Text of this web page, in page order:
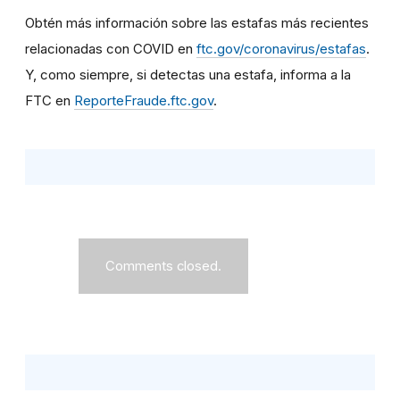
Obtén más información sobre las estafas más recientes
relacionadas con COVID en ftc.gov/coronavirus/estafas.
Y, como siempre, si detectas una estafa, informa a la
FTC en ReporteFraude.ftc.gov.
Comments closed.